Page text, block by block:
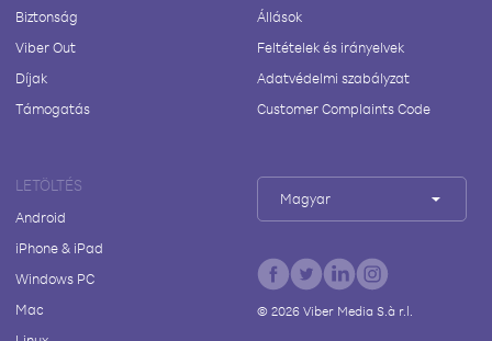
Biztonság
Viber Out
Díjak
Támogatás
Állások
Feltételek és irányelvek
Adatvédelmi szabályzat
Customer Complaints Code
LETÖLTÉS
Android
iPhone & iPad
Windows PC
Mac
Magyar
© 2026Viber Media S.à r.l.